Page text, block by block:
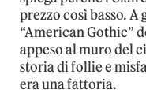
prezzo così basso.
“American Gothic”
appeso al muro del
storia di follie e
era una fattoria.